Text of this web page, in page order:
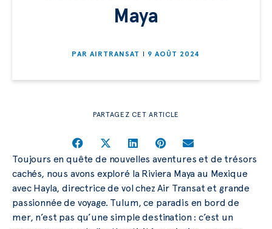
Maya
PAR AIRTRANSAT 9 AOÛT 2024
PARTAGEZ CET ARTICLE
Toujours en quête de nouvelles aventures et de trésors
cachés, nous avons exploré la Riviera Maya au Mexique
avec Hayla, directrice de vol chez Air Transat et grande
passionnée de voyage. Tulum, ce paradis en bord de
mer, n’est pas qu’une simple destination : c’est un